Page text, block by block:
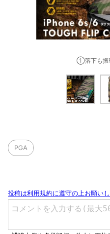
①落下も振
PGA